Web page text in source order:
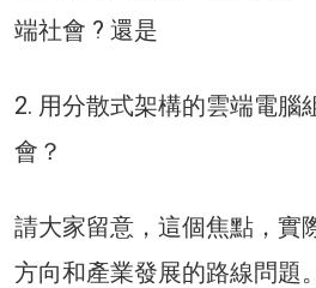
端社會 ? 還是
2. 用分散式架構的雲端電腦
會？
請大家留意，這個焦點，實
方向和產業發展的路線問題